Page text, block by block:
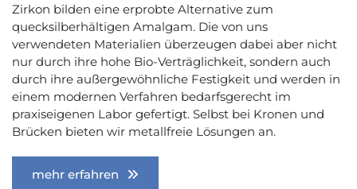
Zirkon bilden eine erprobte Alternative zum
quecksilberhältigen Amalgam. Die von uns
verwendeten Materialien überzeugen dabei aber nicht
nur durch ihre hohe Bio-Verträglichkeit, sondern auch
durch ihre außergewöhnliche Festigkeit und werden in
einem modernen Verfahren bedarfsgerecht im
praxiseigenen Labor gefertigt. Selbst bei Kronen und
Brücken bieten wir metallfreie Lösungen an.
mehr erfahren